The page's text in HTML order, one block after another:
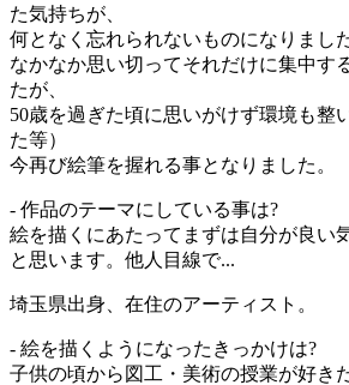
た気持ちが、
何となく忘れられないものになりました
なかなか思い切ってそれだけに集中す
たが、
50歳を過ぎた頃に思いがけず環境も整
た等）
今再び絵筆を握れる事となりました。
- 作品のテーマにしている事は?
絵を描くにあたってまずは自分が良い
と思います。他人目線で...
埼玉県出身、在住のアーティスト。
- 絵を描くようになったきっかけは?
子供の頃から図工・美術の授業が好き